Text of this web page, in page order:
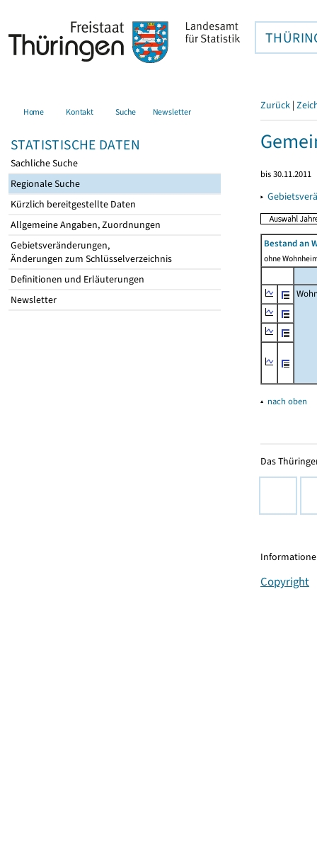
Home Kontakt Suche Newsletter
STATISTISCHE DATEN
Sachliche Suche
Regionale Suche
Kürzlich bereitgestellte Daten
Allgemeine Angaben, Zuordnungen
Gebietsveränderungen,
Änderungen zum Schlüsselverzeichnis
Definitionen und Erläuterungen
Newsletter
Zurück |
bis 30.11.2011
▸
Bestand an
ohne
▴ nach oben
Das
Copyright